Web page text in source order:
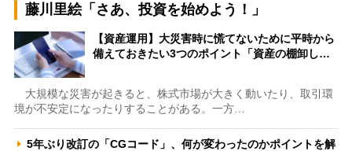
藤川里絵「さあ、投資を始めよう！」
【資産運用】大災害時に慌てないために平時から
備えておきたい3つのポイント「資産の棚卸し…
大規模な災害が起きると、株式市場が大きく動いたり、取引環
境が不安定になったりすることがある。一方…
5年ぶり改訂の「CGコード」、何が変わったのかポイントを解